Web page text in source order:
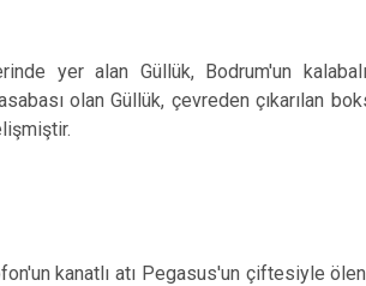
yer alan Güllük, Bodrum'un
olan Güllük, çevreden çıkarılan
kanatlı atı Pegasus'un çiftesiyle